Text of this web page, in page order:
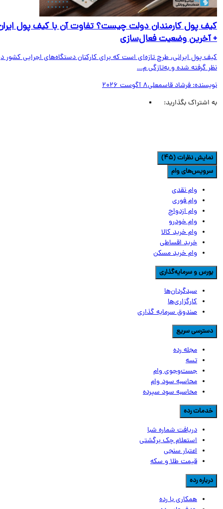
پول کارمندان دولت چیست؟ تفاوت آن با کیف پول ایران
وضعیت فعال‌سازی
پول ایرانی، طرح تازه‌ای است که برای کارکنان دستگاه‌های اجرایی کشور در
گرفته شده و به‌تازگی م...
فرشاد قاسمعلی8 آگوست 2026
اشتراک بگذارید:
نظرات (45)
وام
وام نقدی
وام فوری
وام ازدواج
وام خودرو
وام خرید کالا
خرید اقساطی
وام خرید مسکن
و سرمایه‌گذاری
سبدگردان‌ها
کارگزاری‌ها
صندوق سرمایه گذاری
سریع
مجله رده
تسه
جست‌وجوی وام
محاسبه سود وام
محاسبه سود سپرده
رده
دریافت شماره شبا
استعلام چک برگشتی
اعتبار سنجی
قیمت طلا و سکه
رده
همکاری با رده